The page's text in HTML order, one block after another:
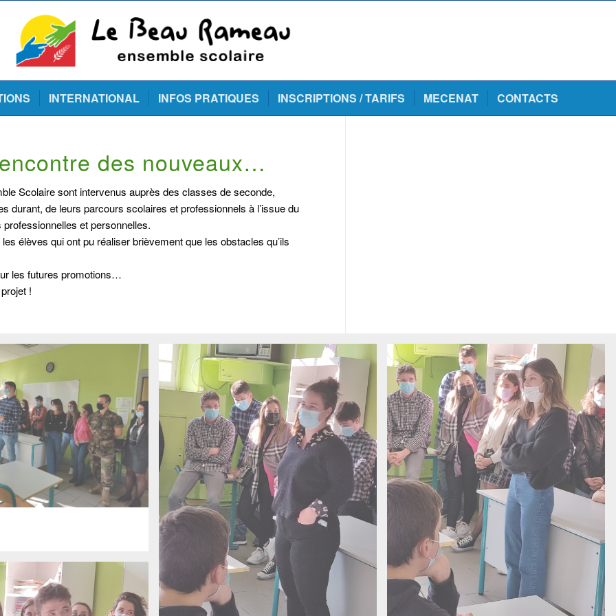
INTERNATIONAL INFOS PRATIQUES INSCRIPTIONS / TARIFS MECENAT CONTACTS
des nouveaux…
Scolaire sont intervenus auprès des classes de seconde,
durant, de leurs parcours scolaires et professionnels à l’issue du
et personnelles.
élèves qui ont pu réaliser brièvement que les obstacles qu’ils
les futures promotions…
!